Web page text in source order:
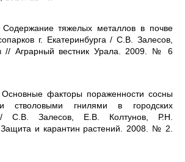
тяжелых металлов в почве
г. Екатеринбурга / С.В. Залесов,
// Аграрный вестник Урала. 2009. № 6
факторы пораженности сосны
стволовыми гнилями в городских
/ С.В. Залесов, Е.В. Колтунов, Р.Н.
и карантин растений. 2008. № 2.